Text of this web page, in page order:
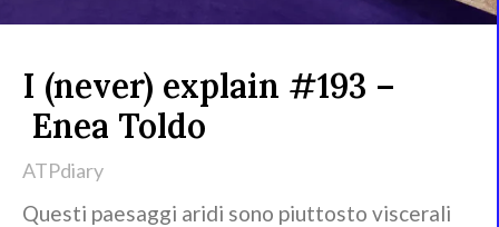
I (never) explain #193 –
Enea Toldo
ATPdiary
Questi paesaggi aridi sono piuttosto viscerali